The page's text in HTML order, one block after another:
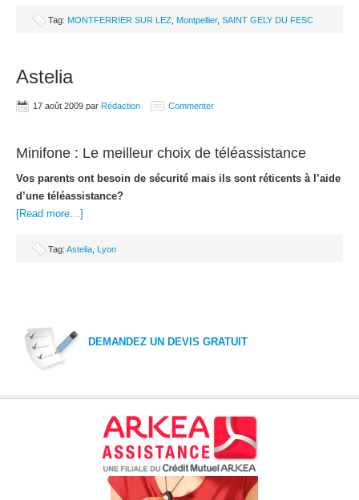
Tag: MONTFERRIER SUR LEZ Montpellier, SAINT GELY DU FESC
Astelia
17 août 2009 par Rédaction Commenter
Minifone : Le meilleur choix de téléassistance
Vos parents ont besoin de sécurité mais ils sont réticents à l’aide
d’une téléassistance?
[Read more…]
Tag: Astelia Lyon
DEMANDEZ UN DEVIS GRATUIT